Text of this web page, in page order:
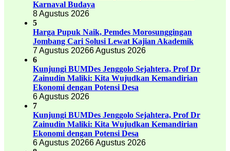
Karnaval Budaya
8 Agustus 2026
5
Harga Pupuk Naik, Pemdes Morosunggingan
Jombang Cari Solusi Lewat Kajian Akademik
7 Agustus 20266 Agustus 2026
6
Kunjungi BUMDes Jenggolo Sejahtera, Prof Dr
Zainudin Maliki: Kita Wujudkan Kemandirian
Ekonomi dengan Potensi Desa
6 Agustus 2026
7
Kunjungi BUMDes Jenggolo Sejahtera, Prof Dr
Zainudin Maliki: Kita Wujudkan Kemandirian
Ekonomi dengan Potensi Desa
6 Agustus 20266 Agustus 2026